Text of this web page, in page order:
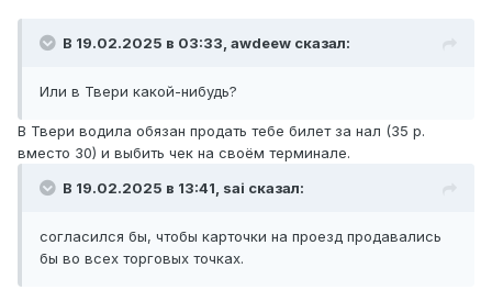
В 19.02.2025 в 03:33, awdeew сказал:
Или в Твери какой-нибудь?
В Твери водила обязан продать тебе билет за нал (35 р.
вместо 30) и выбить чек на своём терминале.
В 19.02.2025 в 13:41, sai сказал:
согласился бы, чтобы карточки на проезд продавались
бы во всех торговых точках.